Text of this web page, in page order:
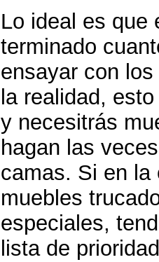
Lo ideal es que
terminado
ensayar con
la realidad,
y necesitrás
hagan las
camas. Si en la
muebles
especiales,
lista de